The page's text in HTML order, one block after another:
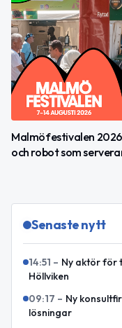
Malmöfestivalen
och robot som
Senaste nytt
14:51 – Ny aktör för
Höllviken
09:17 – Ny
lösningar